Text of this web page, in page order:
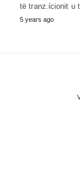
të tranz.ίcionit u
5 years ago